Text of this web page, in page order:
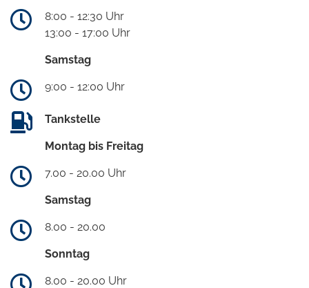
8:00 - 12:30 Uhr
13:00 - 17:00 Uhr
Samstag
9:00 - 12:00 Uhr
Tankstelle
Montag bis Freitag
7.00 - 20.00 Uhr
Samstag
8.00 - 20.00
Sonntag
8.00 - 20.00 Uhr